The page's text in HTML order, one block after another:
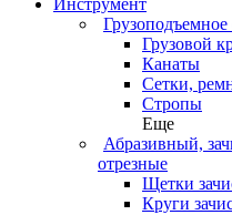
Инструмент
Грузовой
Канаты
Сетки,
Стропы
Еще
Абразивный,
отрезные
Щетки
Круги